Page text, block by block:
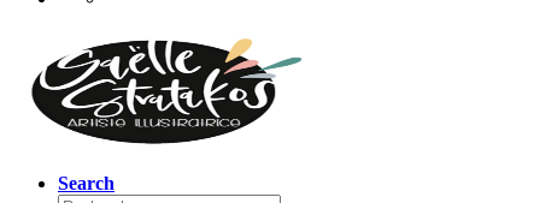
Search